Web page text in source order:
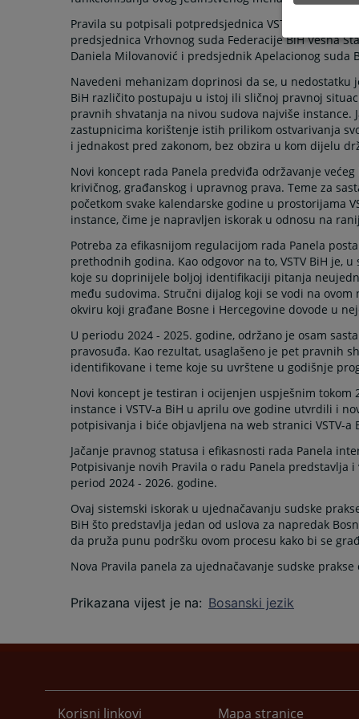
Pravila su potpisali potpredsjednica VSTV-a BiH
predsjednica Vrhovnog suda Federacije BiH Vesna
Daniela Milovanović i predsjednik Apelacionog suda
Navedeni mehanizam doprinosi da se, u
BiH različito postupaju u istoj ili sličnoj pravnoj
pravnih shvatanja na nivou sudova najviše
zastupnicima korištenje istih prilikom ostvarivanja
i jednakost pred zakonom, bez obzira u kom dijelu
Novi koncept rada Panela predviđa održavanje
krivičnog, građanskog i upravnog prava. Teme za
početkom svake kalendarske godine u prostorijama
instance, čime je napravljen iskorak u odnosu na
Potreba za efikasnijom regulacijom rada Panela
prethodnih godina. Kao odgovor na to, VSTV BiH je,
koje su doprinijele boljoj identifikaciji pitanja
među sudovima. Stručni dijalog koji se vodi na
okviru koji građane Bosne i Hercegovine dovode u
U periodu 2024 - 2025. godine, održano je osam
pravosuđa. Kao rezultat, usaglašeno je pet pravnih
identifikovane i teme koje su uvrštene u godišnje
Novi koncept je testiran i ocijenjen uspješnim tokom
instance i VSTV-a BiH u aprilu ove godine utvrdili i
potpisivanja i biće objavljena na web stranici VSTV-a
Jačanje pravnog statusa i efikasnosti rada Panela
Potpisivanje novih Pravila o radu Panela predstavlja
period 2024 - 2026. godine.
Ovaj sistemski iskorak u ujednačavanju sudske
BiH što predstavlja jedan od uslova za napredak
da pruža punu podršku ovom procesu kako bi se
Nova Pravila panela za ujednačavanje sudske
Prikazana vijest je na: Bosanski jezik
Korisni linkovi Mapa stranice